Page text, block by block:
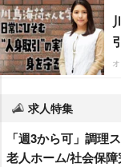
求人特集
「週3から可」調理
老人ホーム/社会保